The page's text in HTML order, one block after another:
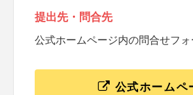
提出先・問合先
公式ホームページ内の問合せフォ
公式ホームペ